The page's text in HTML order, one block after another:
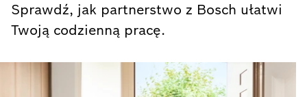
Sprawdź, jak partnerstwo z Bosch ułatwi
Twoją codzienną pracę.